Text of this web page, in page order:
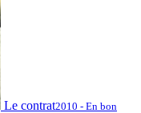
Le contrat2010 - En bon